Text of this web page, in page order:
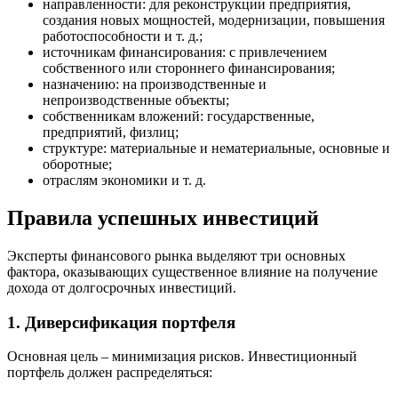
направленности: для реконструкции предприятия,
создания новых мощностей, модернизации, повышения
работоспособности и т. д.;
источникам финансирования: с привлечением
собственного или стороннего финансирования;
назначению: на производственные и
непроизводственные объекты;
собственникам вложений: государственные,
предприятий, физлиц;
структуре: материальные и нематериальные, основные и
оборотные;
отраслям экономики и т. д.
Правила успешных инвестиций
Эксперты финансового рынка выделяют три основных
фактора, оказывающих существенное влияние на получение
дохода от долгосрочных инвестиций.
1. Диверсификация портфеля
Основная цель – минимизация рисков. Инвестиционный
портфель должен распределяться: